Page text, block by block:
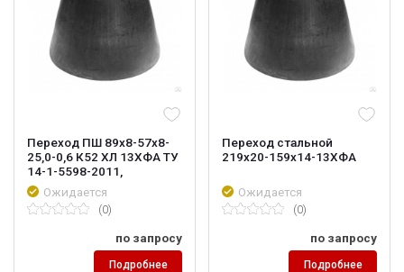
Переход ПШ 89х8-57х8-
25,0-0,6 К52 ХЛ 13ХФА ТУ
14-1-5598-2011,
Ожидается
(0)
по запросу
Подробнее
Переход стальной
219х20-159х14-13ХФА
Ожидается
(0)
по запросу
Подробнее